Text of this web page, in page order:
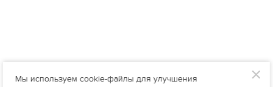
Мы используем cookie-файлы для улучшения